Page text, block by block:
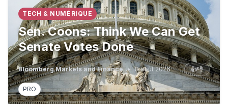
TECH & NUMÉRIQUE
Sen. Coons: Think We Can Get
Senate Votes Done
Bloomberg Markets and Finance • 8 août 2026 👍👎
PRO